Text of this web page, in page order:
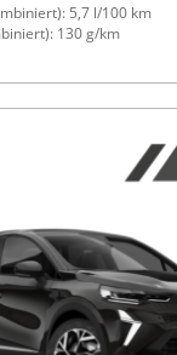
5,7 l/100 km
130 g/km